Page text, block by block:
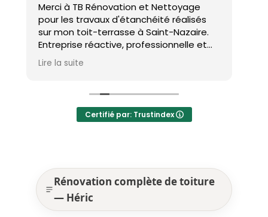
Merci à TB Rénovation et Nettoyage
pour les travaux d'étanchéité réalisés
sur mon toit-terrasse à Saint-Nazaire.
Entreprise réactive, professionnelle et
agréable. Le travail a été réalisé avec
soin et dans les délais. Je recommande
Lire la suite
Certifié par: Trustindex
Rénovation complète de toiture
— Héric